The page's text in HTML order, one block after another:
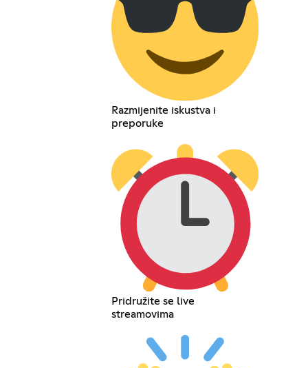
Razmijenite iskustva i
preporuke
Pridružite se live
streamovima